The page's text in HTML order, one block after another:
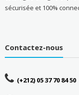
sécurisée et 100%
Contactez-nous
(+212) 05 37 70 84 50